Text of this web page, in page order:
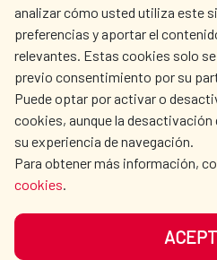
analizar cómo usted utiliza este
preferencias y aportar el
relevantes. Estas cookies solo
previo consentimiento por su
Puede optar por activar o
cookies, aunque la desactivación
su experiencia de navegación.
Para obtener más información,
cookies.
OUR SOCIAL MEDIA